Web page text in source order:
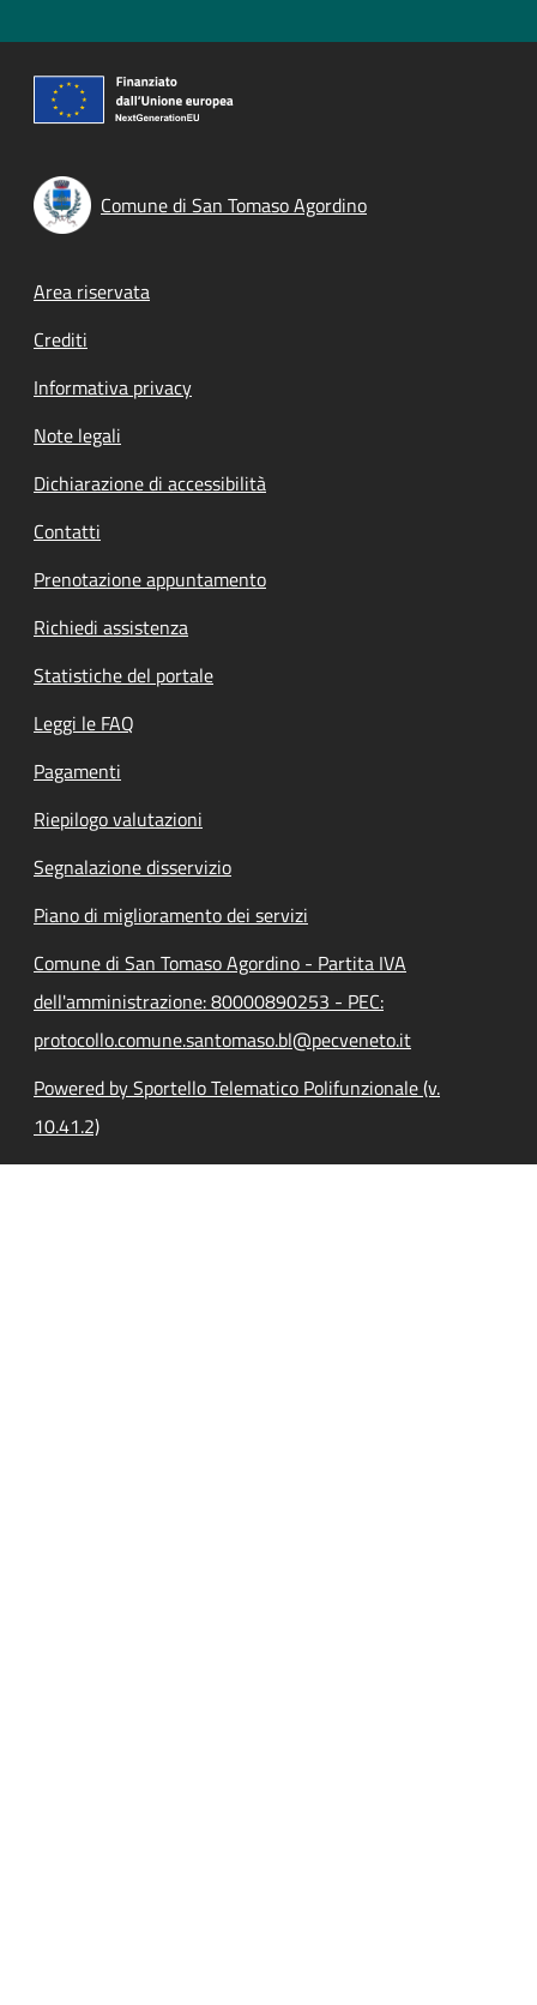
Comune di San Tomaso Agordino
Footer menu
Area riservata
Crediti
Informativa privacy
Note legali
Dichiarazione di accessibilità
Contatti
Prenotazione appuntamento
Richiedi assistenza
Statistiche del portale
Leggi le FAQ
Pagamenti
Riepilogo valutazioni
Segnalazione disservizio
Piano di miglioramento dei servizi
Comune di San Tomaso Agordino - Partita IVA
dell'amministrazione: 80000890253 - PEC:
protocollo.comune.santomaso.bl@pecveneto.it
Powered by Sportello Telematico Polifunzionale (v.
10.41.2)